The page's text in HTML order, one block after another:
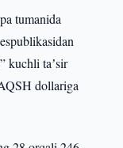
tumanida
kuchli taʼsir
dollariga